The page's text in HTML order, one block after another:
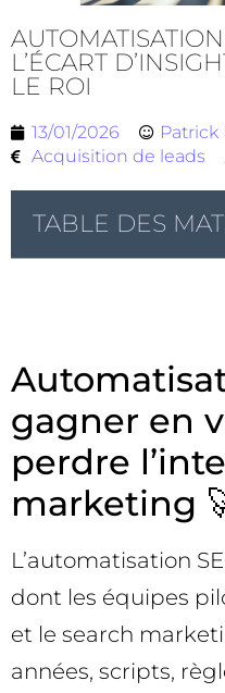
L’ÉCART
LE ROI
13/01/2026 Patrick
Acquisition de leads
TABLE DES
gagner en
perdre
marketing
L’automatisation
dont les équipes
et le search
années, scripts,